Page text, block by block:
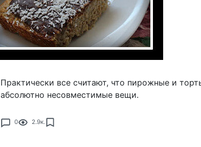
Практически все считают, что пирожные и
абсолютно несовместимые вещи.
0 2.9к.